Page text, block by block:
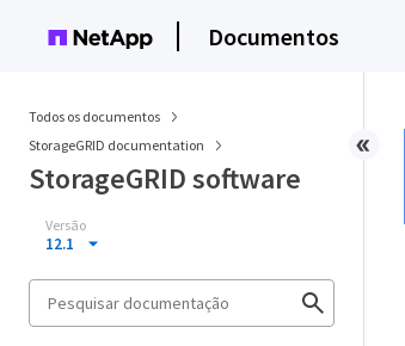
Documentos
Todos os documentos
StorageGRID documentation
StorageGRID software
Versão
12.1